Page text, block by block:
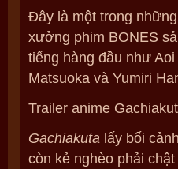
Đây là một trong
xưởng phim BONES
tiếng hàng đầu như
Matsuoka và Yumiri
Trailer anime
Gachiakuta lấy bối
còn kẻ nghèo phải